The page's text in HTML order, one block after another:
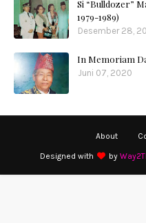
Si “Bulldozer”
1979-1989)
Desember 28,
In Memoriam
Juni 07, 2020
About
Designed with by